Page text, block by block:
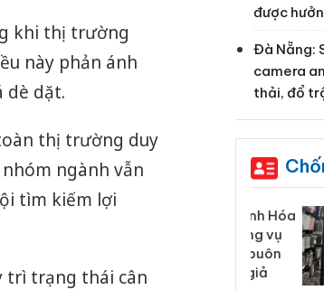
khi thị trường
này phản ánh
dè dặt.
thị trường duy
ngành vẫn
tìm kiếm lợi
trì trạng thái cân
được
Đà Nẵng:
camera
thải, đổ
bán yến sào giả